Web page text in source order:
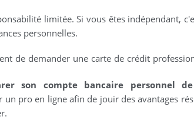
limitée. Si vous êtes indépendant,
personnelles.
de demander une carte de crédit
son compte bancaire personnel
pro en ligne afin de jouir des avantages